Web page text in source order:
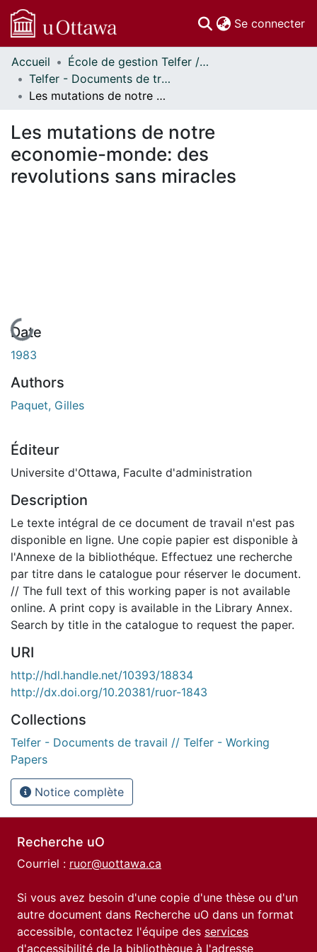
Se connecter
Communautés
et collections
Parcourir
À propos
Accueil
École de gestion Telfer // Telfer School of Management
Telfer - Documents de travail // Telfer - Working Papers
Les mutations de notre economie-monde: des revolutions sans miracles
Les mutations de notre
economie-monde: des
revolutions sans miracles
En cours de chargement...
Date
1983
Authors
Paquet, Gilles
Éditeur
Universite d'Ottawa, Faculte d'administration
Description
Le texte intégral de ce document de travail n'est pas
disponible en ligne. Une copie papier est disponible à
l'Annexe de la bibliothéque. Effectuez une recherche
par titre dans le catalogue pour réserver le document.
// The full text of this working paper is not available
online. A print copy is available in the Library Annex.
Search by title in the catalogue to request the paper.
URI
http://hdl.handle.net/10393/18834
http://dx.doi.org/10.20381/ruor-1843
Collections
Telfer - Documents de travail // Telfer - Working
Papers
Notice complète
Recherche uO
Courriel : ruor@uottawa.ca
Si vous avez besoin d'une copie d'une thèse ou d'un
autre document dans Recherche uO dans un format
accessible, contactez l'équipe des services
d'accessibilité de la bibliothèque à l'adresse